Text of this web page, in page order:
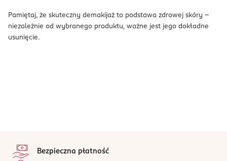
Pamiętaj, że skuteczny demakijaż to podstawa zdrowej skóry –
niezależnie od wybranego produktu, ważne jest jego dokładne
usunięcie.
Bezpieczna płatność